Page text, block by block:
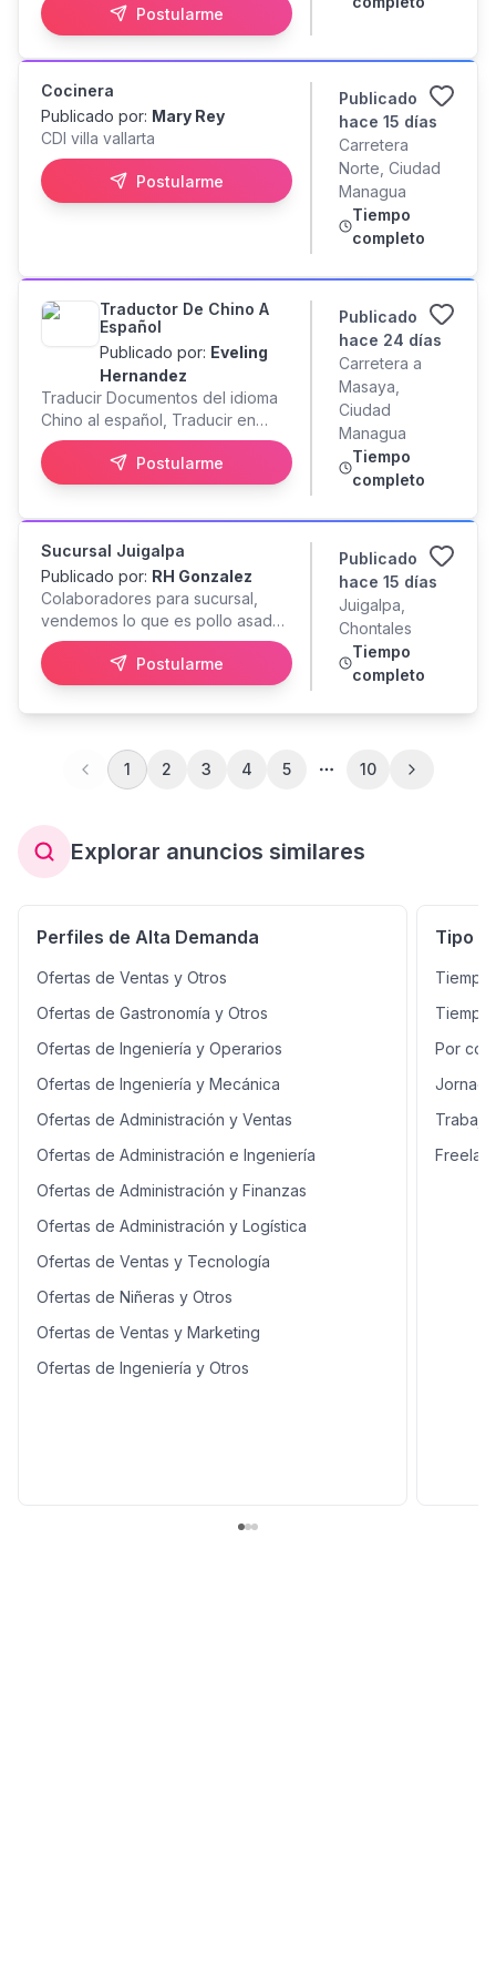
manejo de vehiculos de
pasajeros
gastronómica diversa, ¡queremos
Salario competitivo acorde a la
experiencia y habilidades
técnicas. Estabilidad laboral y
oportunidades reales de
desarrollo en un grupo
gastronómico diversificado.
Postularme
Cocinera
Publicado por: Mary Rey
CDI villa vallarta
Postularme
Publicado
hace 15 días
Carretera
Norte, Ciudad
Managua
Tiempo
completo
Traductor De Chino A
Español
Publicado por: Eveling
Hernandez
Traducir Documentos del idioma
Chino al español, Traducir en
reuniones, salir etc
Postularme
Publicado
hace 24 días
Carretera a
Masaya,
Ciudad
Managua
Tiempo
completo
Sucursal Juigalpa
Publicado por: RH Gonzalez
Colaboradores para sucursal,
vendemos lo que es pollo asado,
rostizado, horneado. Debe tener
disposición para manipular y
preparar los alimentos. Limpieza
Se brinda capacitación .
Postularme
Publicado
hace 15 días
Juigalpa,
Chontales
Tiempo
completo
1 2 3 4 5 10
Explorar anuncios similares
Perfiles de Alta Demanda
Ofertas de Ventas y Otros
Ofertas de Gastronomía y Otros
Ofertas de Ingeniería y Operarios
Ofertas de Ingeniería y Mecánica
Ofertas de Administración y Ventas
Ofertas de Administración e Ingeniería
Ofertas de Administración y Finanzas
Ofertas de Administración y Logística
Ofertas de Ventas y Tecnología
Ofertas de Niñeras y Otros
Ofertas de Ventas y Marketing
Ofertas de Ingeniería y Otros
Tipo
Tiempo
Por